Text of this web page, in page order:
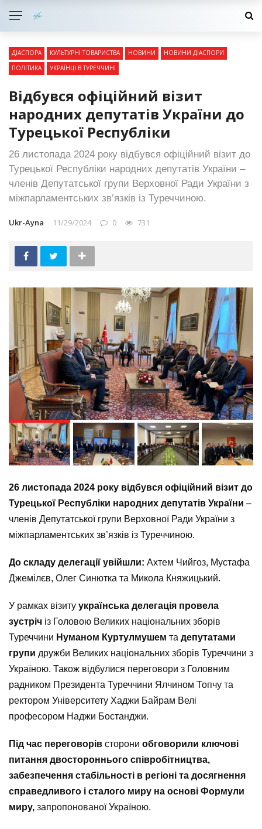
ДІАСПОРА КУЛЬТУРНІ ТОВАРИСТВА НОВИНИ
НОВИНИ ДІАСПОРИ
ПОЛІТИКА
УКРАЇНЦІ В ТУРЕЧЧИНІ
Відбувся офіційний візит
народних депутатів України до
Турецької Республіки
26 листопада 2024 року відбувся офіційний візит до
Турецької Республіки народних депутатів України –
членів Депутатської групи Верховної Ради України з
міжпарламентських зв’язків із Туреччиною.
Ukr-Ayna 11/29/2024 0 731
26 листопада 2024 року відбувся офіційний візит до
Турецької Республіки народних депутатів України –
членів Депутатської групи Верховної Ради України з
міжпарламентських зв’язків із Туреччиною.
До складу делегації увійшли: Ахтем Чийгоз, Мустафа
Джемілєв, Олег Синютка та Микола Княжицький.
У рамках візиту українська делегація провела
зустріч із Головою Великих національних зборів
Туреччини Нуманом Куртулмушем та депутатами
групи дружби Великих національних зборів Туреччини з
Україною. Також відбулися переговори з Головним
радником Президента Туреччини Ялчином Топчу та
ректором Університету Хаджи Байрам Велі
професором Наджи Бостанджи.
Під час переговорів сторони обговорили ключові
питання двостороннього співробітництва,
забезпечення стабільності в регіоні та досягнення
справедливого і сталого миру на основі Формули
миру, запропонованої Україною.